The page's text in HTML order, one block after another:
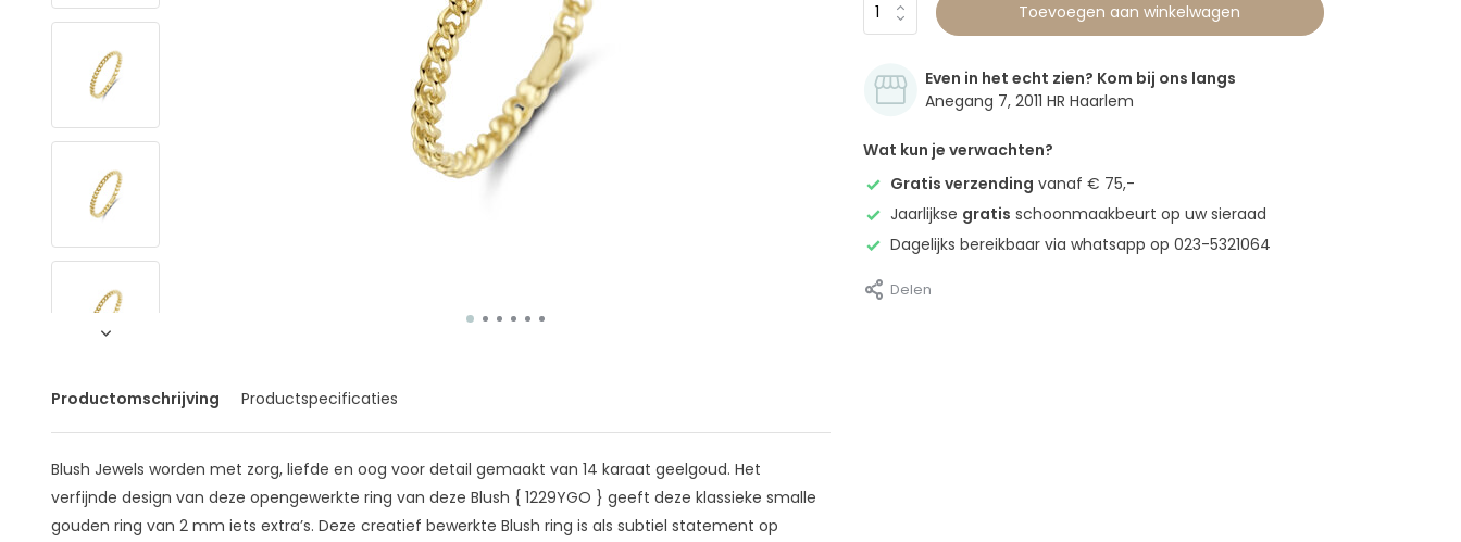
Productomschrijving Productspecificaties
Blush Jewels worden met zorg, liefde en oog voor detail gemaakt van 14 karaat geelgoud. Het
verfijnde design van deze opengewerkte ring van deze Blush { 1229YGO } geeft deze klassieke smalle
gouden ring van 2 mm iets extra’s. Deze creatief bewerkte Blush ring is als subtiel statement op
Toevoegen aan winkelwagen
Even in het echt zien? Kom bij ons langs
Anegang 7, 2011 HR Haarlem
Wat kun je verwachten?
Gratis verzending vanaf € 75,-
Jaarlijkse gratis schoonmaakbeurt op uw sieraad
Dagelijks bereikbaar via whatsapp op 023-5321064
Delen